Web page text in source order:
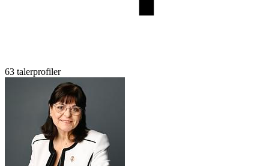
63 talerprofiler